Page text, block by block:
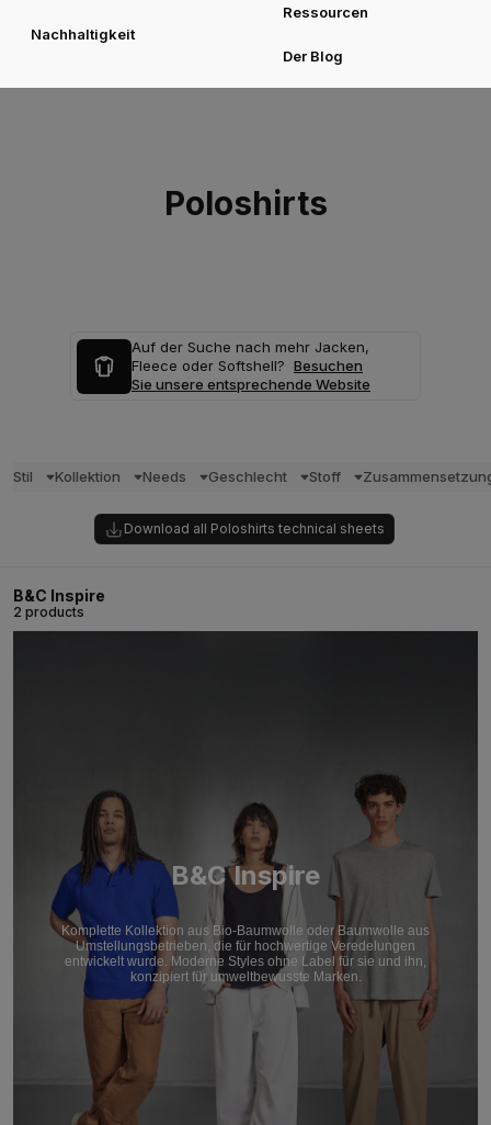
Nachhaltigkeit
Ressourcen
Der Blog
Poloshirts
Auf der Suche nach mehr Jacken,
Fleece oder Softshell? Besuchen
Sie unsere entsprechende Website
Stil Kollektion Needs Geschlecht Stoff
Download all Poloshirts technical sheets
B&C Inspire
2 products
B&C Inspire
Komplette Kollektion aus Bio-Baumwolle oder Baumwolle aus
Umstellungsbetrieben, die für hochwertige Veredelungen
entwickelt wurde. Moderne Styles ohne Label für sie und ihn,
konzipiert für umweltbewusste Marken.